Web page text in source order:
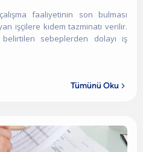
faaliyetinin son bulması
işçilere kıdem tazminatı verilir.
sebeplerden dolayı iş
Tümünü Oku 